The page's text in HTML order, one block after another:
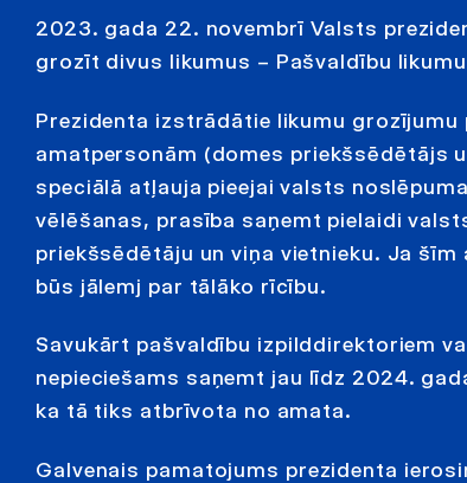
2023. gada 22. novembrī Valsts
grozīt divus likumus – Pašvaldību
Prezidenta izstrādātie likumu
amatpersonām (domes priekšsēdētājs
speciālā atļauja pieejai valsts
vēlēšanas, prasība saņemt pielaidi
priekšsēdētāju un viņa vietnieku. Ja
būs jālemj par tālāko rīcību.
Savukārt pašvaldību izpilddirektoriem
nepieciešams saņemt jau līdz 2024.
ka tā tiks atbrīvota no amata.
Galvenais pamatojums prezidenta